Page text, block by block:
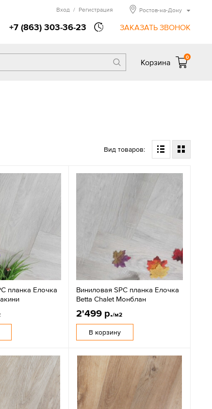
+7 (863) 303-36-23 ЗАКАЗАТЬ ЗВОНОК
Вход / Регистрация Ростов-на-Дону
Корзина
0
Вид товаров:
планка Елочка
Виниловая SPC планка Елочка
Betta Chalet Монблан
2'499 р./м2
В корзину